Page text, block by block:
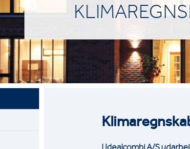
I Idealcombi A/S